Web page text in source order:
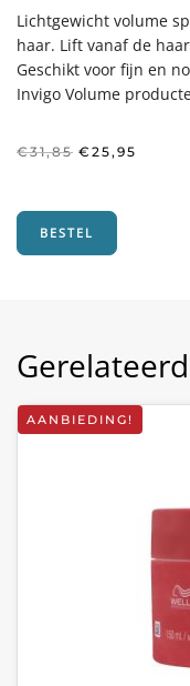
Lichtgewicht volume
haar. Lift vanaf de
Geschikt voor fijn en
Invigo Volume
€31,85 € 25,95
BESTEL
AANBIEDING!